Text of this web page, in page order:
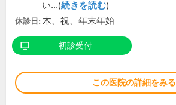
い...(続きを読む)
休診日: 木、祝、年末年始
初診受付
この医院の詳細をみる